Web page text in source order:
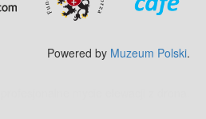
Powered by Muzeum Polski.